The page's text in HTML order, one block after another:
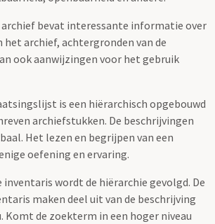
bevat interessante informatie over
het archief, achtergronden van de
ook aanwijzingen voor het gebruik
is een hiërarchisch opgebouwd
archiefstukken. De beschrijvingen
Het lezen en begrijpen van een
oefening en ervaring.
inventaris wordt de hiërarchie gevolgd. De
maken deel uit van de beschrijving
Komt de zoekterm in een hoger niveau